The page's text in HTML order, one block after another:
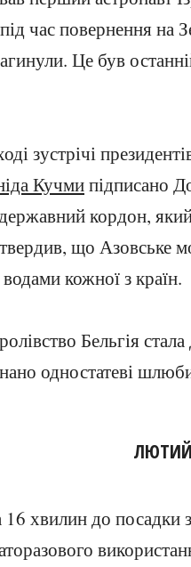
під час повернення
Це був
зустрічі
Кучмипідписано
кордон,
що Азовське
кожної з країн.
Бельгія
одностатеві
ЛЮТИЙ
16 хвилин до посадки